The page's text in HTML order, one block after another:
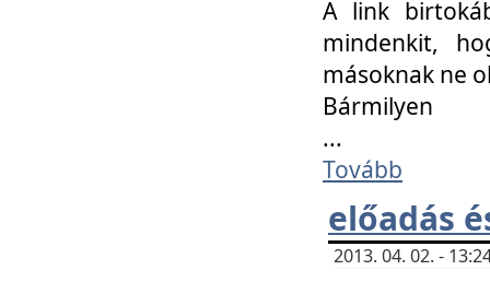
A link
mindenkit,
másoknak ne
Bármilyen
...
Tovább
előadás
2013. 04. 02. -